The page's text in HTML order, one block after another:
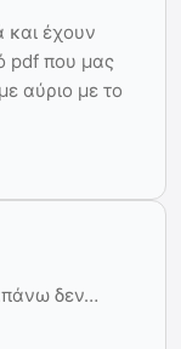
και έχουν
pdf που μας
αύριο με το
δεν…